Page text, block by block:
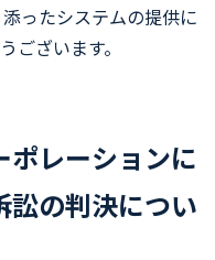
ったシステムの提供に
ございます。
レーションに
訟の判決につい